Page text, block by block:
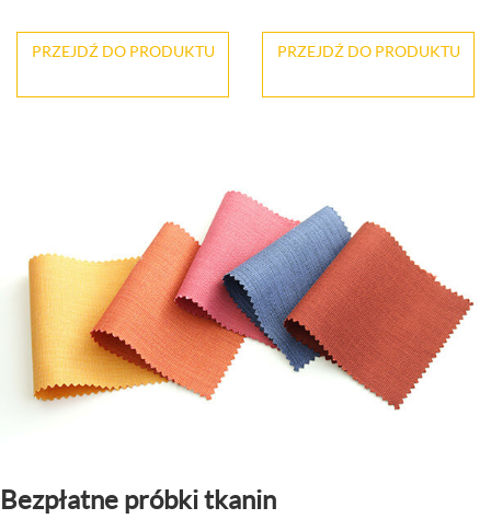
PRZEJDŹ DO PRODUKTU PRZEJDŹ DO PRODUKTU
Bezpłatne próbki tkanin